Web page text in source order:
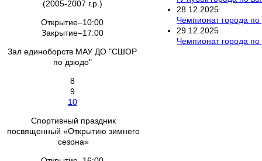
(2005-2007 г.р.)
Открытие–10:00
Закрытие–17:00
Зал единоборств МАУ ДО "СШОР
по дзюдо"
8
9
10
Спортивный праздник
посвященный «Открытию зимнего
сезона»
28 12 2025
Чемпионат города
29 12 2025
Чемпионат города